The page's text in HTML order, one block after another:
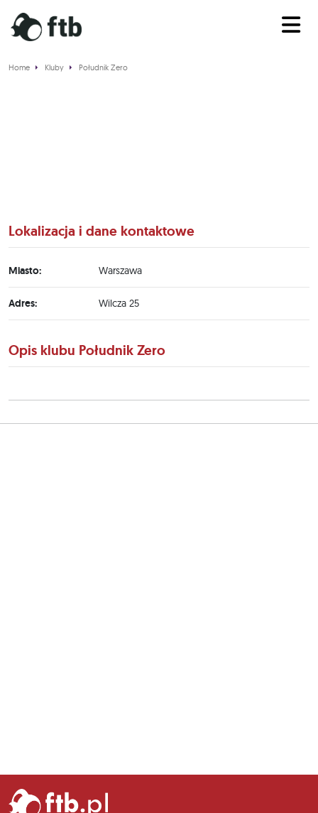
Home Kluby Południk Zero
Lokalizacja i dane kontaktowe
Miasto: Warszawa
Adres: Wilcza 25
Opis klubu Południk Zero